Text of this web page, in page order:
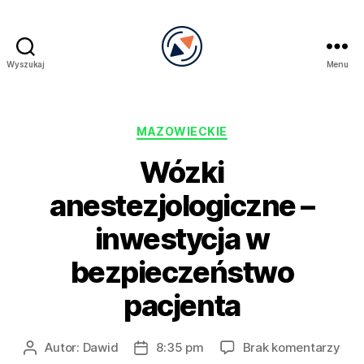
Wyszukaj Menu
Kategorie
MAZOWIECKIE
Wózki
anestezjologiczne –
inwestycja w
bezpieczeństwo
pacjenta
AutorAutor: Dawid
Data8:35 pm Brak komentarzydo